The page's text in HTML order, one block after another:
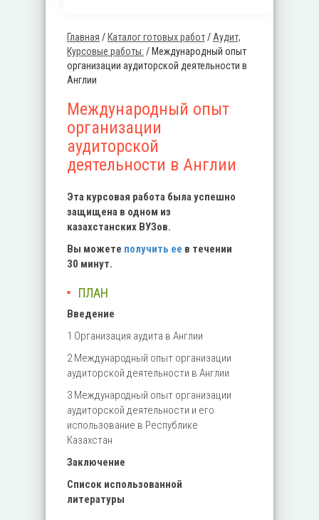
Вы здесь
Главная / Каталог готовых работ/ Аудит,
Курсовые работы: / Международный опыт
организации аудиторской деятельности в
Англии
Международный опыт
организации
аудиторской
деятельности в Англии
Эта курсовая работа была успешно
защищена в одном из
казахстанских ВУЗов.
Вы можете получить ее в течении
30 минут.
ПЛАН
Введение
1 Организация аудита в Англии
2 Международный опыт организации
аудиторской деятельности в Англии
3 Международный опыт организации
аудиторской деятельности и его
использование в Республике
Казахстан
Заключение
Список использованной
литературы